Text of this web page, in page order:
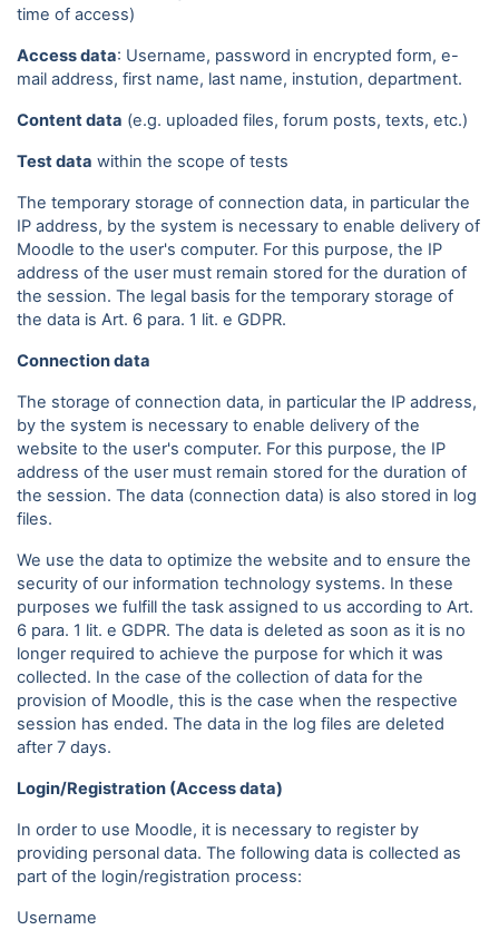
time of access)
Access data: Username, password in encrypted form, e-
mail address, first name, last name, instution, department.
Content data (e.g. uploaded files, forum posts, texts, etc.)
Test data within the scope of tests
The temporary storage of connection data, in particular the
IP address, by the system is necessary to enable delivery of
Moodle to the user's computer. For this purpose, the IP
address of the user must remain stored for the duration of
the session. The legal basis for the temporary storage of
the data is Art. 6 para. 1 lit. e GDPR.
Connection data
The storage of connection data, in particular the IP address,
by the system is necessary to enable delivery of the
website to the user's computer. For this purpose, the IP
address of the user must remain stored for the duration of
the session. The data (connection data) is also stored in log
files.
We use the data to optimize the website and to ensure the
security of our information technology systems. In these
purposes we fulfill the task assigned to us according to Art.
6 para. 1 lit. e GDPR. The data is deleted as soon as it is no
longer required to achieve the purpose for which it was
collected. In the case of the collection of data for the
provision of Moodle, this is the case when the respective
session has ended. The data in the log files are deleted
after 7 days.
Login/Registration (Access data)
In order to use Moodle, it is necessary to register by
providing personal data. The following data is collected as
part of the login/registration process:
Username